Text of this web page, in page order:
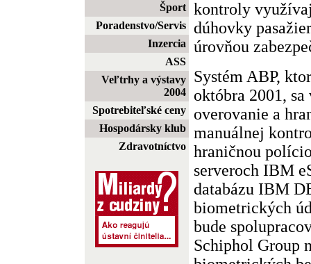
Šport
Poradenstvo/Servis
Inzercia
ASS
Veľtrhy a výstavy
2004
Spotrebiteľské ceny
Hospodársky klub
Zdravotníctvo
kontroly
dúhovky
úrovňou
Systém ABP,
októbra 2001,
overovanie a
manuálnej
hraničnou
serveroch IBM
databázu IBM
biometrických
bude
Schiphol Group